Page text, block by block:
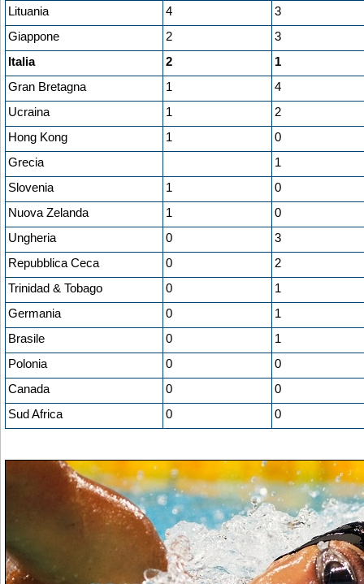
Lituania
4
3
Giappone
2
3
Italia
2
1
Gran Bretagna
1
4
Ucraina
1
2
Hong Kong
1
0
Grecia
1
Slovenia
1
0
Nuova Zelanda
1
0
Ungheria
0
3
Repubblica Ceca
0
2
Trinidad & Tobago
0
1
Germania
0
1
Brasile
0
1
Polonia
0
0
Canada
0
0
Sud Africa
0 0